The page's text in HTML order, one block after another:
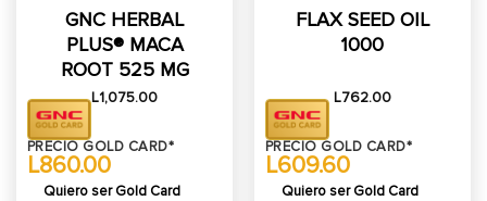
GNC HERBAL
PLUS® MACA
ROOT 525 MG
L1,075.00
PRECIO GOLD CARD*
L860.00
Quiero ser Gold Card
FLAX SEED OIL
1000
L762.00
PRECIO GOLD CARD*
L609.60
Quiero ser Gold Card